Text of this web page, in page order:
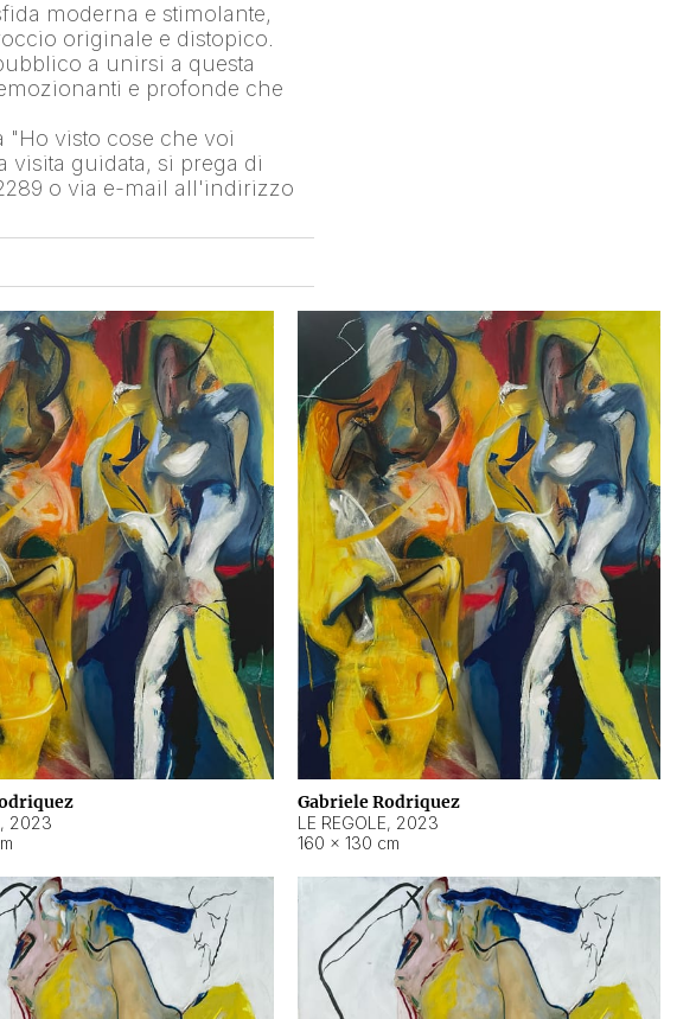
moderna e stimolante,
originale e distopico.
a unirsi a questa
e profonde che
visto cose che voi
guidata, si prega di
o via e-mail all'indirizzo
, 2023
Gabriele Rodriquez
LE REGOLE, 2023
160 × 130 cm